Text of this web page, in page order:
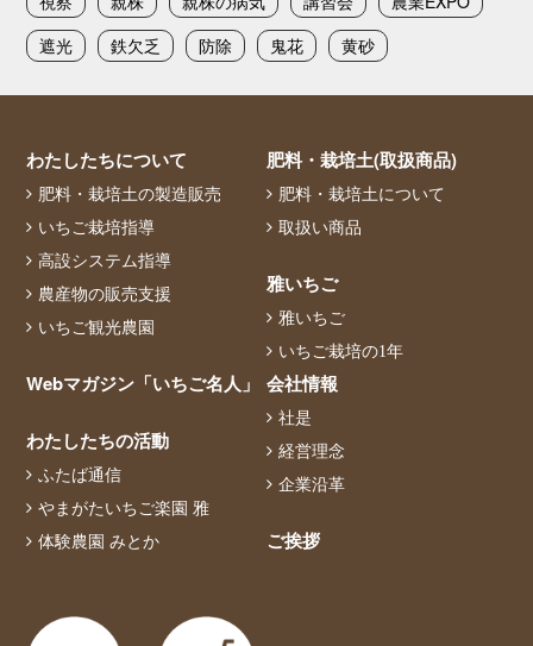
遮光
鉄欠乏 防除 鬼花 黄砂
わたしたちについて
肥料・栽培土の製造販売
いちご栽培指導
高設システム指導
農産物の販売支援
いちご観光農園
肥料・栽培土(取扱商品)
肥料・栽培土について
取扱い商品
雅いちご
雅いちご
いちご栽培の1年
Webマガジン「いちご名人」
わたしたちの活動
ふたば通信
やまがたいちご楽園 雅
体験農園 みとか
会社情報
社是
経営理念
企業沿革
ご挨拶